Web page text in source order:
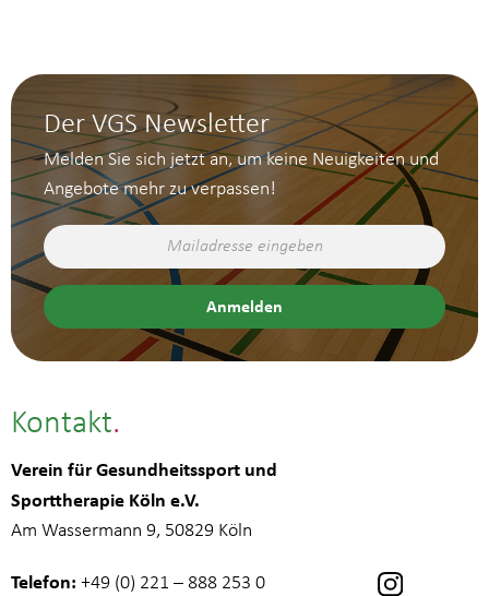
Der VGS Newsletter
Melden Sie sich jetzt an, um keine Neuigkeiten und
Angebote mehr zu verpassen!
Kontakt
Verein für Gesundheitssport und
Sporttherapie Köln e.V.
Am Wassermann 9, 50829 Köln
Telefon: +49 (0) 221 – 888 253 0